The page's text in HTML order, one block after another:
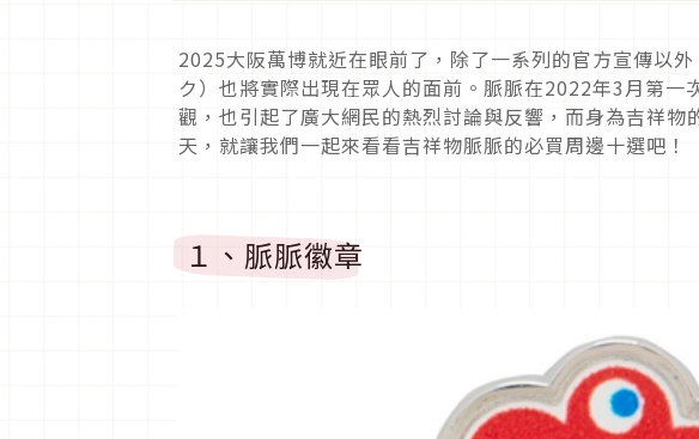
2025大阪萬博就近在眼前了，除了一系列的官方宣傳以
ク）也將實際出現在眾人的面前。 脈脈在2022年3月第一
觀，也引起了廣大網民的熱烈討論與反響，而身為吉祥
天，就讓我們一起來看看吉祥物脈脈的必買周邊十選吧！
１、脈脈徽章